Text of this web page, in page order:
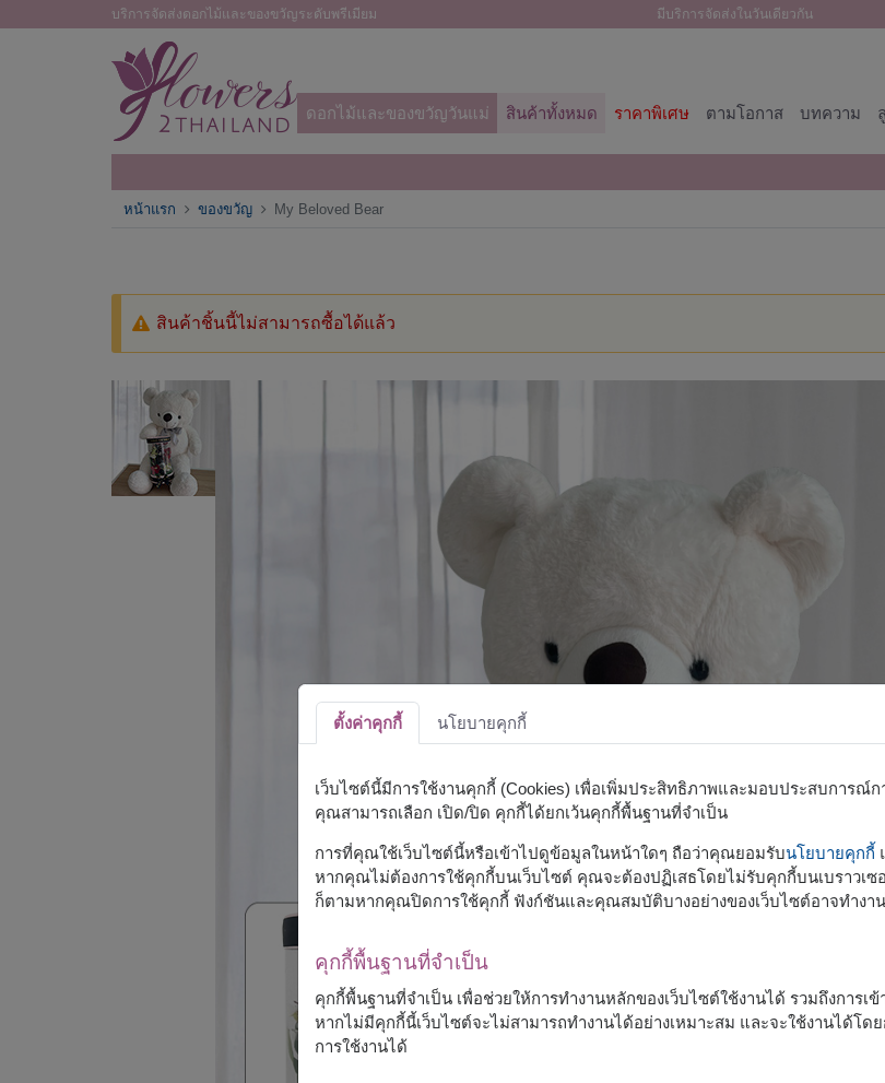
บริการจัดส่งดอกไม้และของขวัญระดับพรีเมียม มีบริการจัดส่งในวันเดียวกัน
ดอกไม้และของขวัญวันแม่ สินค้าทั้งหมด ราคาพิเศษ ตามโอกาส บทความ
หน้าแรก ของขวัญ My Beloved Bear
สินค้าชิ้นนี้ไม่สามารถซื้อได้แล้ว
ตั้งค่าคุกกี้ นโยบายคุกกี้
เว็บไซต์นี้มีการใช้งานคุกกี้ (Cookies) เพื่อเพิ่มประสิทธิภาพและมอบประสบการณ์
คุณสามารถเลือก เปิด/ปิด คุกกี้ได้ยกเว้นคุกกี้พื้นฐานที่จำเป็น
การที่คุณใช้เว็บไซต์นี้หรือเข้าไปดูข้อมูลในหน้าใดๆ ถือว่าคุณยอมรับนโยบายคุกกี้
หากคุณไม่ต้องการใช้คุกกี้บนเว็บไซต์ คุณจะต้องปฏิเสธโดยไม่รับคุกกี้บนเบราวเซ
ก็ตามหากคุณปิดการใช้คุกกี้ ฟังก์ชันและคุณสมบัติบางอย่างของเว็บไซต์อาจทำง
คุกกี้พื้นฐานที่จำเป็น
คุกกี้พื้นฐานที่จำเป็น เพื่อช่วยให้การทำงานหลักของเว็บไซต์ใช้งานได้ รวมถึงการเ
หากไม่มีคุกกี้นี้เว็บไซต์จะไม่สามารถทำงานได้อย่างเหมาะสม และจะใช้งานได้โด
การใช้งานได้